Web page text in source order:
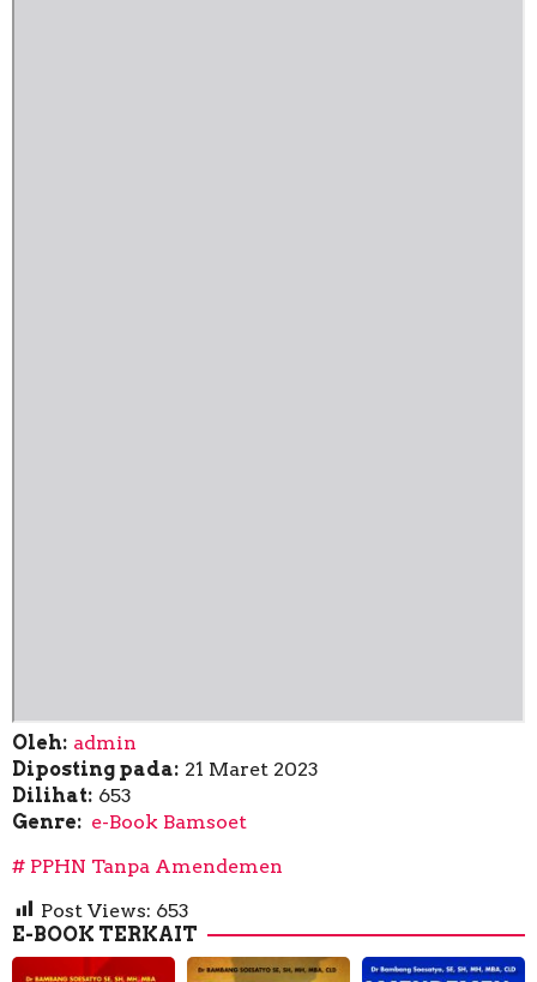
Oleh: admin
Diposting pada: 21 Maret 2023
Dilihat: 653
Genre: e-Book Bamsoet
PPHN Tanpa Amendemen
Post Views: 653
E-BOOK TERKAIT